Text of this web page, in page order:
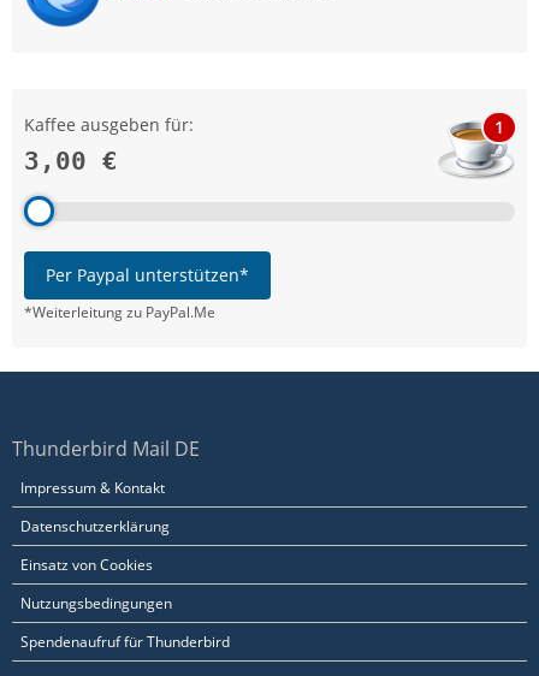
Kaffee ausgeben für:
3,00 €
1
Per Paypal unterstützen*
*Weiterleitung zu PayPal.Me
Thunderbird Mail DE
Impressum & Kontakt
Datenschutzerklärung
Einsatz von Cookies
Nutzungsbedingungen
Spendenaufruf für Thunderbird